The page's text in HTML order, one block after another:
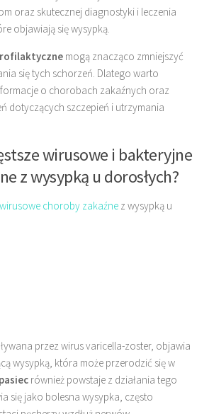
oraz skutecznej diagnostyki i leczenia
objawiają się wysypką.
mogą znacząco zmniejszyć
się tych schorzeń. Dlatego warto
o chorobach zakaźnych oraz
dotyczących szczepień i utrzymania
wirusowe i bakteryjne
z wysypką u dorosłych?
wirusowe choroby zakaźne z wysypką u
przez wirus varicella-zoster, objawia
wysypką, która może przerodzić się w
również powstaje z działania tego
się jako bolesna wysypka, często